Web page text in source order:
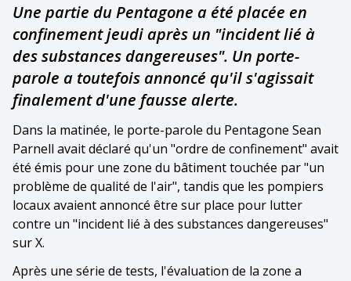
Une partie du Pentagone a été placée en
confinement jeudi après un "incident lié à
des substances dangereuses". Un porte-
parole a toutefois annoncé qu'il s'agissait
finalement d'une fausse alerte.
Dans la matinée, le porte-parole du Pentagone Sean
Parnell avait déclaré qu'un "ordre de confinement" avait
été émis pour une zone du bâtiment touchée par "un
problème de qualité de l'air", tandis que les pompiers
locaux avaient annoncé être sur place pour lutter
contre un "incident lié à des substances dangereuses"
sur X.
Après une série de tests, l'évaluation de la zone a